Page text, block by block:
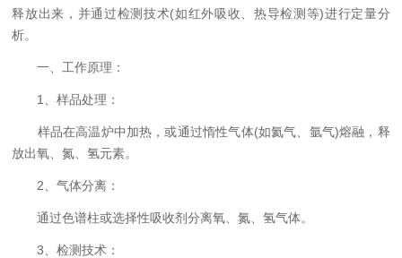
释放出来，并通过检测技术(如红外吸收、热导检测等)进行定量分
析。
一、工作原理：
1、样品处理：
样品在高温炉中加热，或通过惰性气体(如氦气、氩气)熔融，释
放出氧、氮、氢元素。
2、气体分离：
通过色谱柱或选择性吸收剂分离氧、氮、氢气体。
3、检测技术：